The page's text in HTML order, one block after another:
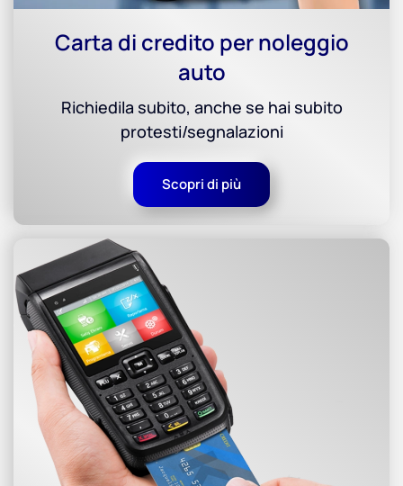
Carta di credito per noleggio
auto
Richiedila subito, anche se hai subito
protesti/segnalazioni
Scopri di più